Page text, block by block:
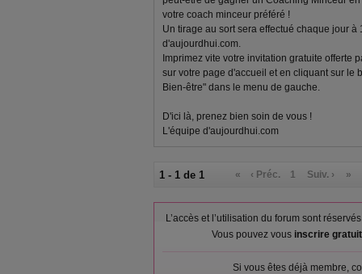
votre coach minceur préféré !
Un tirage au sort sera effectué chaque jour à
d'aujourdhui.com.
Imprimez vite votre invitation gratuite offerte
sur votre page d'accueil et en cliquant sur le
Bien-être" dans le menu de gauche.
D'ici là, prenez bien soin de vous !
L'équipe d'aujourdhui.com
1 - 1 de 1 « ‹ Préc. 1 Suiv. › »
L’accès et l’utilisation du forum sont
Vous pouvez vous inscrire
Si vous êtes déjà membre,